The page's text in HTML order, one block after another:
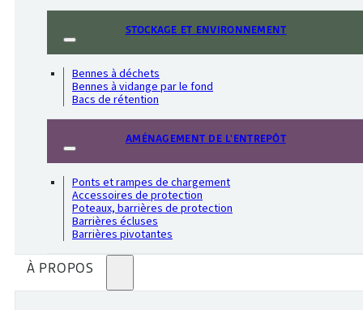
STOCKAGE ET ENVIRONNEMENT
Bennes à déchets
Bennes à vidange par le fond
Bacs de rétention
AMÉNAGEMENT DE L'ENTREPÔT
Ponts et rampes de chargement
Accessoires de protection
Poteaux, barrières de protection
Barrières écluses
Barrières pivotantes
À PROPOS